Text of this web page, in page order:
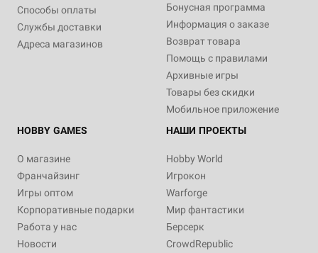
Способы оплаты
Службы доставки
Адреса магазинов
Бонусная программа
Информация о заказе
Возврат товара
Помощь с правилами
Архивные игры
Товары без скидки
Мобильное приложение
HOBBY GAMES
О магазине
Франчайзинг
Игры оптом
Корпоративные подарки
Работа у нас
Новости
НАШИ ПРОЕКТЫ
Hobby World
Игрокон
Warforge
Мир фантастики
Берсерк
CrowdRepublic